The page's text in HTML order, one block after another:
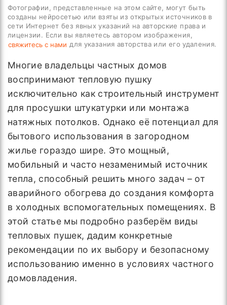
Фотографии, представленные на этом сайте, могут быть
созданы нейросетью или взяты из открытых источников в
сети Интернет без явных указаний на авторские права и
лицензии. Если вы являетесь автором изображения,
свяжитесь с нами для указания авторства или его удаления.
Многие владельцы частных домов
воспринимают тепловую пушку
исключительно как строительный инструмент
для просушки штукатурки или монтажа
натяжных потолков. Однако её потенциал для
бытового использования в загородном
жилье гораздо шире. Это мощный,
мобильный и часто незаменимый источник
тепла, способный решить много задач – от
аварийного обогрева до создания комфорта
в холодных вспомогательных помещениях. В
этой статье мы подробно разберём виды
тепловых пушек, дадим конкретные
рекомендации по их выбору и безопасному
использованию именно в условиях частного
домовладения.